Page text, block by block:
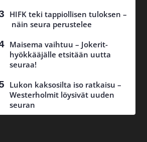
HIFK teki tappiollisen tuloksen –
näin seura perustelee
Maisema vaihtuu – Jokerit-
hyökkääjälle etsitään uutta
seuraa!
Lukon kaksosilta iso ratkaisu –
Westerholmit löysivät uuden
seuran